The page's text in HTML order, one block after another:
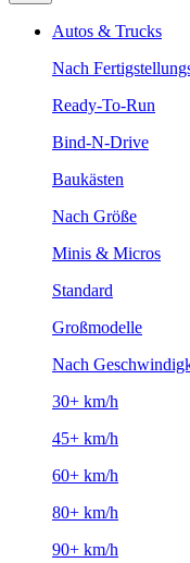
Autos & Trucks
Nach
Ready-To-Run
Bind-N-Drive
Baukästen
Nach Größe
Minis & Micros
Standard
Großmodelle
Nach
30+ km/h
45+ km/h
60+ km/h
80+ km/h
90+ km/h